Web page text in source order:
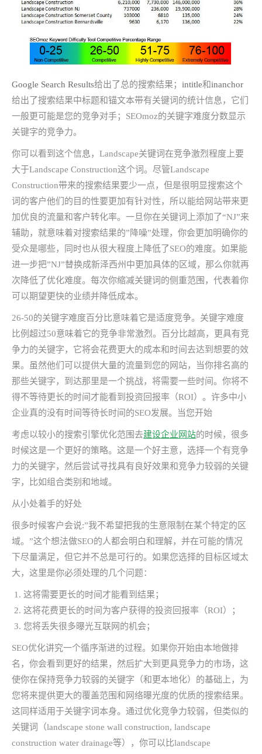
Google Search Results给出了总的搜索结果； intitle和inanchor
给出了搜索结果中标题和锚文本带有关键词的统计信息，它们
一般更可能是您的竞争对手；SEOmoz的关键字难度分数显示
关键字的竞争力。
你可以看到这个信息，Landscape关键词在竞争激烈程度上要
大于Landscape Construction这个词。尽管Landscape
Construction带来的搜索结果要少一点，但是很明显搜索这个
词的客户他们的目的性要更加有针对性，所以能给网站带来更
加优良的流量和客户转化率。一旦你在关键词上添加了“NJ”来
辅助，就意味着对搜索结果的”降噪”处理，你会更加明确你的
受众是哪些，同时也从很大程度上降低了SEO的难度​​。如果能
进一步把”NJ”替换成新泽西州中更加具体的区域，那么你就再
次降低了优化难度。每次你缩减关键词的侧重范围，代表着你
可以期望更快的业绩并降低成本。
26-50的关键字难度百分比意味着它是适度竞争。关键字难度
比例超过50意味着它的竞争非常激烈。百分比越高，更具有竞
争力的关键字，它将会花费更大的成本和时间去达到想要的效
果。虽然他们可以提供大量的流量到您的网站，当你排名高的
那些关键字，到达那里是一个挑战，将需要一些时间。你将不
得不等待更长的时间才能看到投资回报率（ROI）。许多中小
企业真的没有时间等待长时间的SEO发展。当您开始
考虑以较小的搜索引擎优化范围去建设企业网站的时候，很多
时候这是一个更好的策略。这是一个好主意，选择一个有竞争
力的关键字，然后尝试寻找具有良好效果和竞争力较弱的关键
字，比如组合类别和地域。
从小处着手的好处
很多时候客户会说:”我不希望把我的生意限制在某个特定的区
域。”这个想法做SEO的人都会明白和理解，并在可能的情况
下尽量满足，但它并不总是可行的。如果您选择的目标区域太
大，这里是你必须处理的几个问题：
这将需要更长的时间才能看到结果；
这将花费更长的时间为客户获得​​的投资回报率（ROI）；
您将丢失很多曝光互联网的机会；
SEO优化讲究一个循序渐进的过程。如果你开始由本地做排
名，你会看到更好的结果，然后扩大到更具竞争力的市场，这
使你在保持竞争力较弱的关键字（和更本地化）的基础上，为
您将来提供更大的覆盖范围和网络曝光度的优质的搜索结果。
这同样适用于关键字词本身。通过优化竞争力较弱，但类似的
关键词（landscape stone wall construction, landscape
construction water drainage等），你可以比landscape